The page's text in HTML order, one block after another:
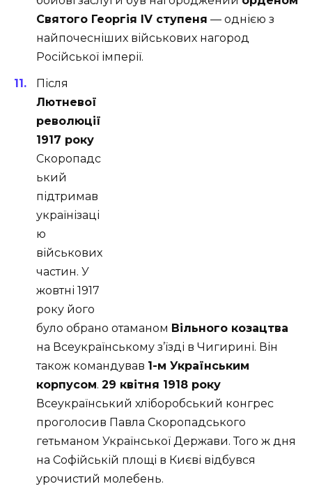
Святого Георгія IV ступеня — однією з
найпочесніших військових нагород
Російської імперії.
Після
Лютневої
революції
1917 року
Скоропадс
ький
підтримав
українізаці
ю
військових
частин. У
жовтні 1917
року його
було обрано отаманом Вільного козацтва
на Всеукраїнському з’їзді в Чигирині. Він
також командував 1-м Українським
корпусом. 29 квітня 1918 року
Всеукраїнський хліборобський конгрес
проголосив Павла Скоропадського
гетьманом Української Держави. Того ж дня
на Софійській площі в Києві відбувся
урочистий молебень.